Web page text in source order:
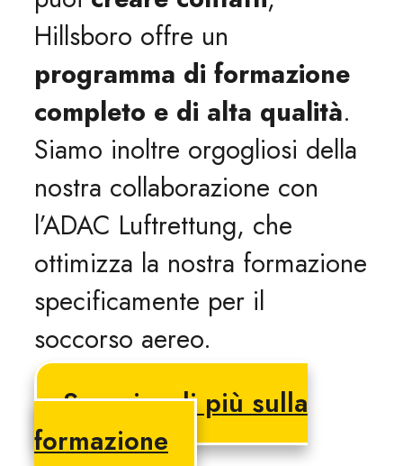
Hillsboro offre un
programma di formazione
completo e di alta qualità.
Siamo inoltre orgogliosi della
nostra collaborazione con
l’ADAC Luftrettung, che
ottimizza la nostra formazione
specificamente per il
soccorso aereo.
Scoprire di più sulla
formazione